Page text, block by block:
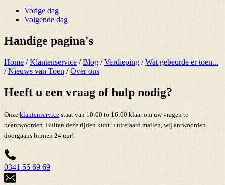
Vorige dag
Volgende dag
Handige pagina's
Home /Klantenservice /Blog /Verdieping /Wat gebeurde er toen...
/Nieuws van Toen /Over ons
Heeft u een vraag of hulp nodig?
Onze klantenservice staat van 10:00 to 16:00 klaar om uw vragen te
beantwoorden. Buiten deze tijden kunt u uiteraard mailen, wij antwoorden
doorgaans binnen 24 uur!
0341 55 69 69